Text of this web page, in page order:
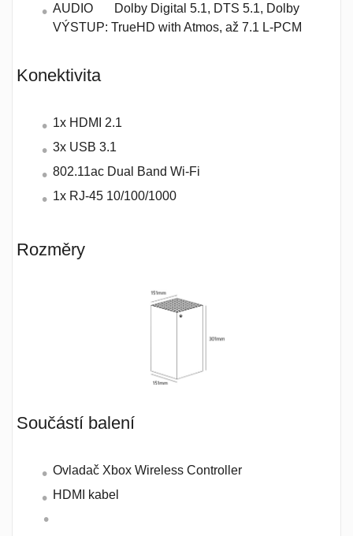
AUDIO
VÝSTUP:
Dolby Digital 5.1, DTS 5.1, Dolby
TrueHD with Atmos, až 7.1 L-PCM
Konektivita
1x HDMI 2.1
3x USB 3.1
802.11ac Dual Band Wi-Fi
1x RJ-45 10/100/1000
Rozměry
Součástí balení
Ovladač Xbox Wireless Controller
HDMI kabel